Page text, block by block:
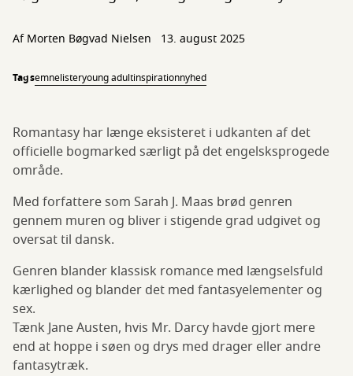
AfMorten Bøgvad Nielsen 13. august 2025
Tagsemnelisteryoung adultinspirationnyhed
Romantasy har længe eksisteret i udkanten af det
officielle bogmarked særligt på det engelsksprogede
område.
Med forfattere som Sarah J. Maas brød genren
gennem muren og bliver i stigende grad udgivet og
oversat til dansk.
Genren blander klassisk romance med længselsfuld
kærlighed og blander det med fantasyelementer og
sex.
Tænk Jane Austen, hvis Mr. Darcy havde gjort mere
end at hoppe i søen og drys med drager eller andre
fantasytræk.